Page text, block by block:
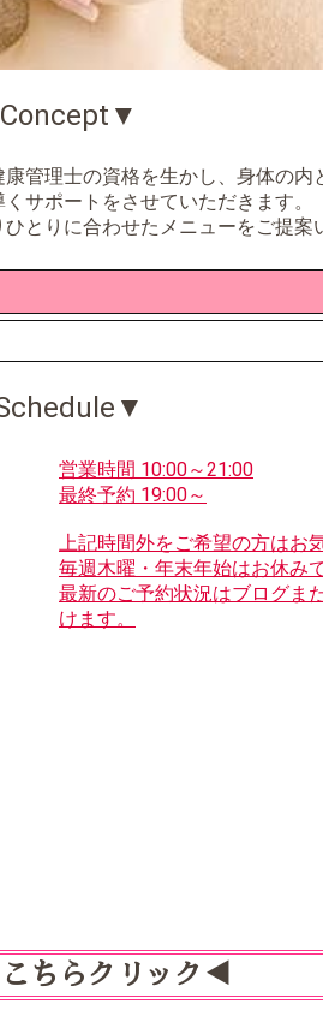
管理士の資格を生かし、身体の
サポートをさせていただきます。
とりに合わせたメニューをご提案
営業時間 10:00～21:00
最終予約 19:00～
上記時間外をご希望の方はお
毎週木曜・年末年始はお休み
最新のご予約状況はブログま
けます。
ちらクリック◀︎